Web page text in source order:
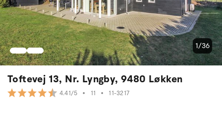
Toftevej 13, Nr. Lyngby, 9480 Løkken
4.41/5 • 11 • 11-3217
1/36